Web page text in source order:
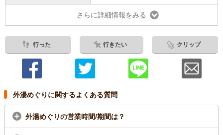
さらに詳細情報をみる
行った 行きたい クリップ
外湯めぐりに関するよくある質問
外湯めぐりの営業時間/期間は？